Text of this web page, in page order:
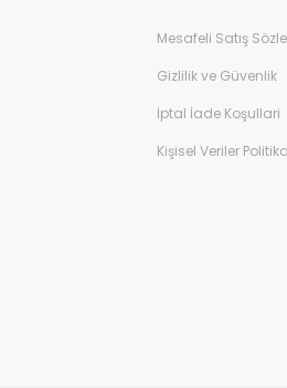
Mesafeli Satış
Gizlilik ve Güvenlik
İptal İade Koşullari
Kişisel Veriler